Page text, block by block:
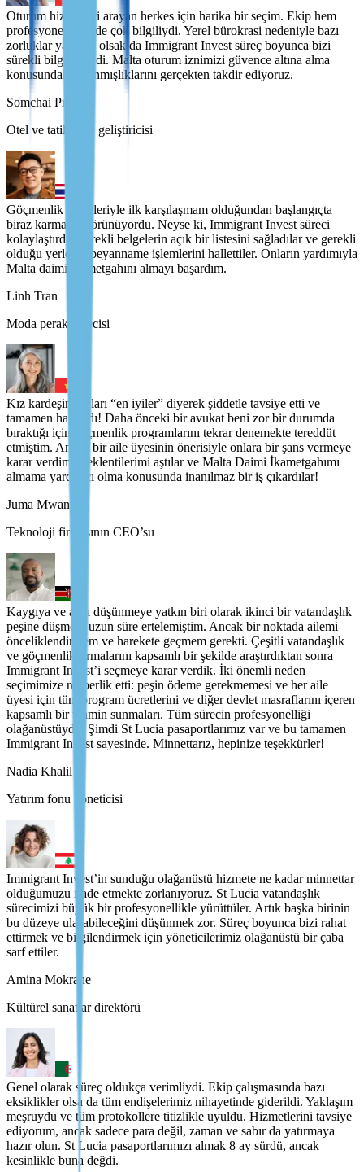
Oturum hizmetleri arayan herkes için harika bir seçim. Ekip hem
profesyonel hem de çok bilgiliydi. Yerel bürokrasi nedeniyle bazı
zorluklar yaşamış olsak da Immigrant Invest süreç boyunca bizi
sürekli bilgilendirdi. Malta oturum iznimizi güvence altına alma
konusundaki adanmışlıklarını gerçekten takdir ediyoruz.
Somchai Pradit
Otel ve tatil köyü geliştiricisi
Göçmenlik süreçleriyle ilk karşılaşmam olduğundan başlangıçta
biraz karmaşık görünüyordu. Neyse ki, Immigrant Invest süreci
kolaylaştırdı. Gerekli belgelerin açık bir listesini sağladılar ve gerekli
olduğu yerlerde beyanname işlemlerini hallettiler. Onların yardımıyla
Malta daimi ikametgahını almayı başardım.
Linh Tran
Moda perakendecisi
Kız kardeşim onları “en iyiler” diyerek şiddetle tavsiye etti ve
tamamen haklıydı! Daha önceki bir avukat beni zor bir durumda
bıraktığı için göçmenlik programlarını tekrar denemekte tereddüt
etmiştim. Ancak bir aile üyesinin önerisiyle onlara bir şans vermeye
karar verdim. Beklentilerimi aştılar ve Malta Daimi İkametgahımı
almama yardımcı olma konusunda inanılmaz bir iş çıkardılar!
Juma Mwangi
Teknoloji firmasının CEO’su
Kaygıya ve aşırı düşünmeye yatkın biri olarak ikinci bir vatandaşlık
peşine düşmeyi uzun süre ertelemiştim. Ancak bir noktada ailemi
önceliklendirmem ve harekete geçmem gerekti. Çeşitli vatandaşlık
ve göçmenlik firmalarını kapsamlı bir şekilde araştırdıktan sonra
Immigrant Invest’i seçmeye karar verdik. İki önemli neden
seçimimize rehberlik etti: peşin ödeme gerekmemesi ve her aile
üyesi için tüm program ücretlerini ve diğer devlet masraflarını içeren
kapsamlı bir tahmin sunmaları. Tüm sürecin profesyonelliği
olağanüstüydü. Şimdi St Lucia pasaportlarımız var ve bu tamamen
Immigrant Invest sayesinde. Minnettarız, hepinize teşekkürler!
Nadia Khalil
Yatırım fonu yöneticisi
Immigrant Invest’in sunduğu olağanüstü hizmete ne kadar minnettar
olduğumuzu ifade etmekte zorlanıyoruz. St Lucia vatandaşlık
sürecimizi büyük bir profesyonellikle yürüttüler. Artık başka birinin
bu düzeye ulaşabileceğini düşünmek zor. Süreç boyunca bizi rahat
ettirmek ve bilgilendirmek için yöneticilerimiz olağanüstü bir çaba
sarf ettiler.
Amina Mokrane
Kültürel sanatlar direktörü
Genel olarak süreç oldukça verimliydi. Ekip çalışmasında bazı
eksiklikler olsa da tüm endişelerimiz nihayetinde giderildi. Yaklaşım
meşruydu ve tüm protokollere titizlikle uyuldu. Hizmetlerini tavsiye
ediyorum, ancak sadece para değil, zaman ve sabır da yatırmaya
hazır olun. St Lucia pasaportlarımızı almak 8 ay sürdü, ancak
kesinlikle buna değdi.